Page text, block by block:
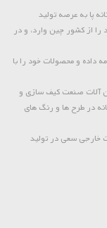
زنانه پا به عرصه تولید
خود را از کشور چین وارد، و در
را ادامه داده و محصولات خود را با
آلات صنعت کیف سازی و
در طرح ها و رنگ های
خارجی سعی در تولید